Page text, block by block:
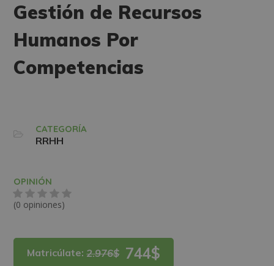
Gestión de Recursos
Humanos Por
Competencias
CATEGORÍA
RRHH
OPINIÓN
(0 opiniones)
Matricúlate:2.976$ 744$